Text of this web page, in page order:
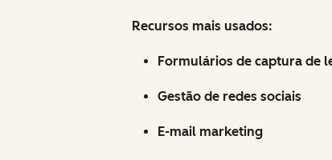
Recursos mais usados:
Formulários de captura de
Gestão de redes sociais
E-mail marketing